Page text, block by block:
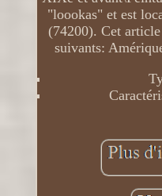
"loookas" et est
(74200). Cet
suivants: